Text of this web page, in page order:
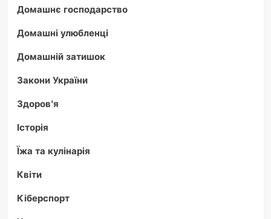
Домашнє господарство
Домашні улюбленці
Домашній затишок
Закони України
Здоров'я
Історія
Їжа та кулінарія
Квіти
Кіберспорт